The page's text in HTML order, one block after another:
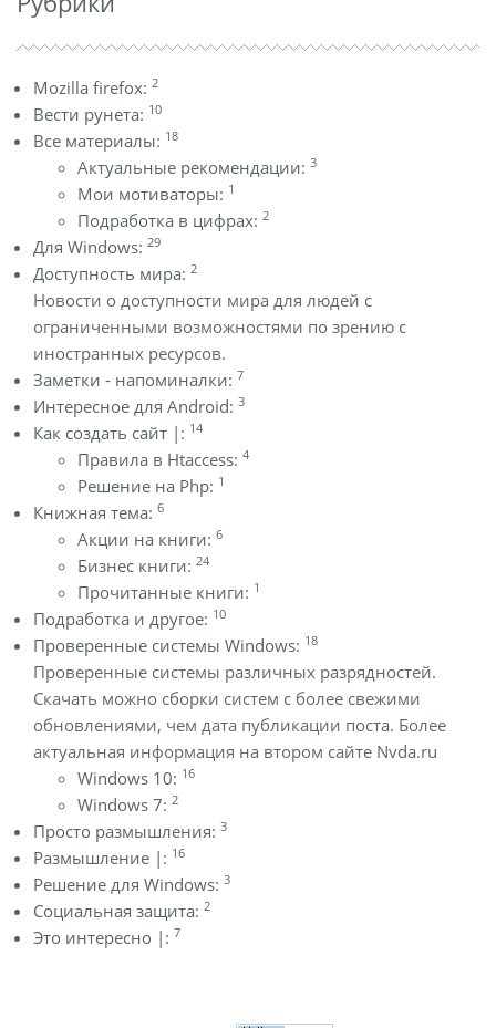
Mozilla firefox: 2
Вести рунета: 10
Все материалы: 18
Актуальные рекомендации: 3
Мои мотиваторы: 1
Подработка в цифрах: 2
Для Windows: 29
Доступность мира: 2
Новости о доступности мира для людей с
ограниченными возможностями по зрению с
иностранных ресурсов.
Заметки - напоминалки: 7
Интересное для Android: 3
Как создать сайт |: 14
Правила в Htaccess: 4
Решение на Php: 1
Книжная тема: 6
Акции на книги: 6
Бизнес книги: 24
Прочитанные книги: 1
Подработка и другое: 10
Проверенные системы Windows: 18
Проверенные системы различных разрядностей.
Скачать можно сборки систем с более свежими
обновлениями, чем дата публикации поста. Более
актуальная информация на втором сайте Nvda.ru
Windows 10: 16
Windows 7: 2
Просто размышления: 3
Размышление |: 16
Решение для Windows: 3
Социальная защита: 2
Это интересно |: 7